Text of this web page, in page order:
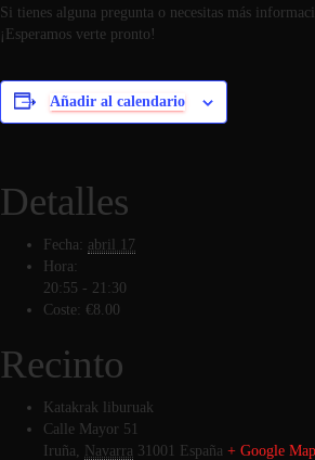
Si tienes alguna pregunta o necesitas más
¡Esperamos verte pronto!
Añadir al calendario
Detalles
Fecha: abril 17
Hora:
20:55 - 21:30
Coste: €8.00
Recinto
Katakrak liburuak
Calle Mayor 51
Iruña
Navarra 31001 España + Google Map